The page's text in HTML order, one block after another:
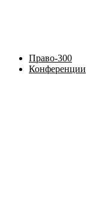
Право-300
Конференции